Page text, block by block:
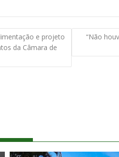
e projeto
da Câmara de
“Não